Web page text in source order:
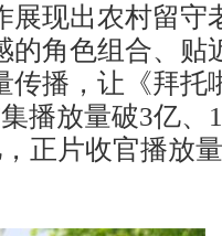
展现出农村留守
的角色组合、贴
传播，让《拜托
播放量破3亿、
正片收官播放